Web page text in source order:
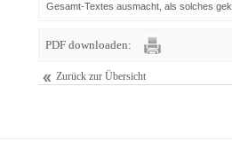
Gesamt-Textes ausmacht, als solches
PDF downloaden:
Zurück zur Übersicht